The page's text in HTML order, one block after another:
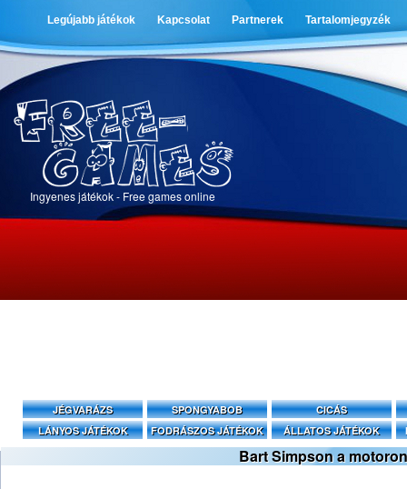
Legújabb játékok Kapcsolat Partnerek Tartalomjegyzék
Ingyenes játékok - Free games online
JÉGVARÁZS SPONGYABOB
CICÁS
LÁNYOS JÁTÉKOK
FODRÁSZOS JÁTÉKOK ÁLLATOS JÁTÉKOK
Bart Simpson a motoron